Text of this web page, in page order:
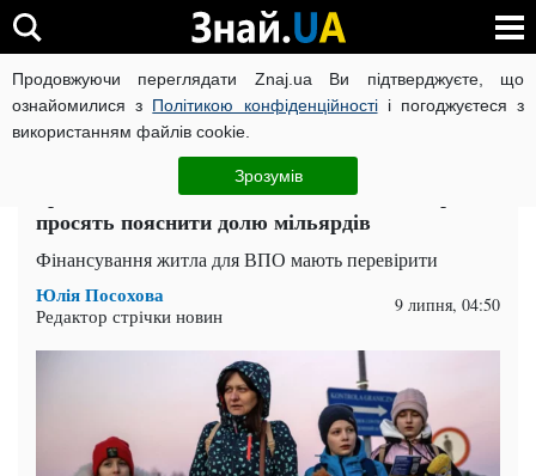
Продовжуючи переглядати Znaj.ua Ви підтверджуєте, що
ознайомилися з Політикою конфіденційностіі погоджуєтеся з
використанням файлів cookie.
Зрозумів
ВІЙНА РОСІЇ ПРОТИ УКРАЇНИ КОРОНАВІРУС В УКРАЇНІ
ЧИТАТЬ НА РУССКОМ
Гроші на житло для ВПО закінчилися? Уряд
просять пояснити долю мільярдів
Фінансування житла для ВПО мають перевірити
Юлія Посохова
Редактор стрічки новин 9 липня, 04:50